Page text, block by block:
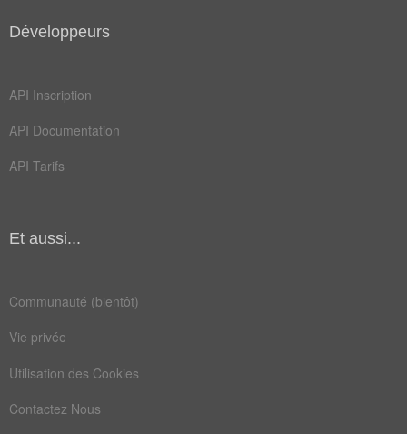
Développeurs
API Inscription
API Documentation
API Tarifs
Et aussi...
Communauté (bientôt)
Vie privée
Utilisation des Cookies
Contactez Nous